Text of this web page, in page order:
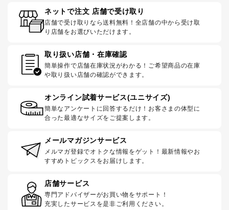
ネットで注文 店舗で受け取り
店舗で受け取りなら送料無料！全店舗の中から受け取
り店舗をお選びいただけます。
取り扱い店舗・在庫確認
簡単操作で店舗在庫状況がわかる！ご希望商品の在庫
や取り扱い店舗の確認ができます。
オンライン試着サービス(ユニサイズ)
簡単なアンケートに回答するだけ！お客さまの体型に
合った最適なサイズをご提案します。
メールマガジンサービス
メルマガ登録でオトクな情報をゲット！最新情報やお
すすめトピックスをお届けします。
店舗サービス
専門アドバイザーがお買い物をサポート！
充実したサービスを是非ご利用ください。